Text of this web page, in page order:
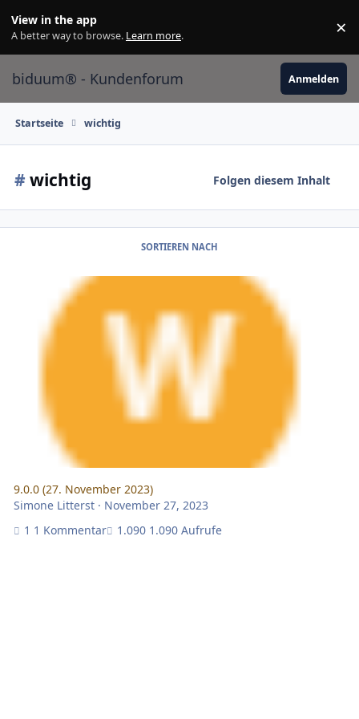
View in the app
A better way to browse. Learn more. ×
biduum® - Kundenforum Anmelden
Startseite wichtig
# wichtig Folgen diesem Inhalt
SORTIEREN NACH
9.0.0 (27. November 2023)
9.0.0 (27. November 2023)
Simone Litterst· November 27, 2023
1 Kommentar
1.090 Aufrufe